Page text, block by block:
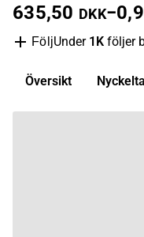
635,50 DKK
FöljUnder 1K följer
Översikt